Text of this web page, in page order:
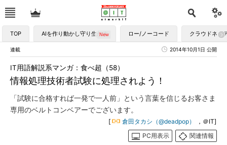
TOP AIを作り動かし守り生かす ロー/ノーコード クラウドネイ
連載 2014年10月1日 公開
情報処理技術者試験に処理されよう！
IT用語解説系マンガ：食べ超（58）
「試験に合格すれば一発で一人前」という言葉を信じるお客さま
専用のベルトコンベアーでございます。
[ 倉田タカシ（@deadpop）
，＠IT]
PC用表示
関連情報